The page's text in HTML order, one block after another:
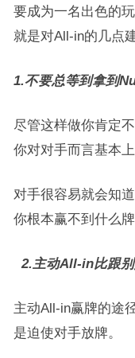
要成为一名出色的
就是对All-in的几点建
1.不要总等到拿到
尽管这样做你肯定
你对对手而言基本上
对手很容易就会知
你根本赢不到什么牌
2.主动All-in比跟
主动All-in赢牌的途
是迫使对手放牌。